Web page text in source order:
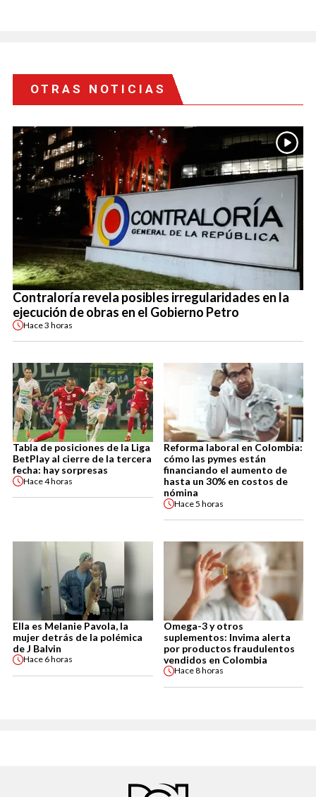
OTRAS NOTICIAS
Contraloría revela posibles irregularidades en la
ejecución de obras en el Gobierno Petro
Hace3 horas
Tabla de posiciones de la Liga
BetPlay al cierre de la tercera
fecha: hay sorpresas
Hace4 horas
Reforma laboral en Colombia:
cómo las pymes están
financiando el aumento de
hasta un 30% en costos de
nómina
Hace5 horas
Ella es Melanie Pavola, la
mujer detrás de la polémica
de J Balvin
Hace 6 horas
Omega-3 y otros
suplementos: Invima alerta
por productos fraudulentos
vendidos en Colombia
Hace8 horas